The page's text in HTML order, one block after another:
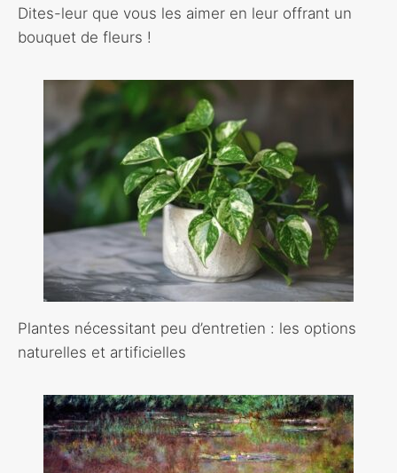
Dites-leur que vous les aimer en leur offrant un
bouquet de fleurs !
Plantes nécessitant peu d’entretien : les options
naturelles et artificielles